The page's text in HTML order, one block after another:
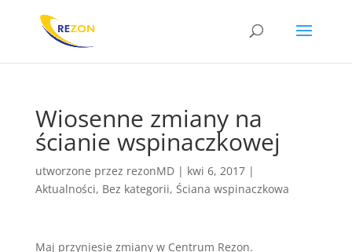
Wiosenne zmiany na
ścianie wspinaczkowej
utworzone przez rezonMD| kwi 6, 2017|
Aktualności, Bez kategorii, Ściana wspinaczkowa
Maj przyniesie zmiany w Centrum Rezon.